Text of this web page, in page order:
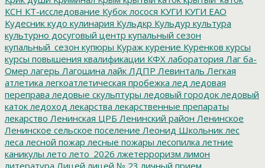
КСН КТ-исследование Кубок лосося КУГИ КУГИ ЕАО
Кудесник кудо кулинария Кульдкр Кульдур культура
культурно досуговый центр купальный сезон
купальный_сезон купюры Кураж курение Куренков курсы
курсы повышения квалификации КФХ лаборатория Лаг ба-
Омер лагерь Лагошина лайк ЛДПР Левинталь Легкая
атлетика легкоатлетическая пробежка лед ледовая
переправа ледовые скульптуры ледовый городок ледовый
каток ледоход лекарства лекарственные препараты
лекарство Ленинская ЦРБ Ленинский район Ленинское
Ленинское сельское поселение Леонид Школьник лес
леса лесной пожар лесные пожары лесопилка летние
каникулы лето лето_2026 лжетерроризм лимон
литература Лицей лицей № 23 личный прием